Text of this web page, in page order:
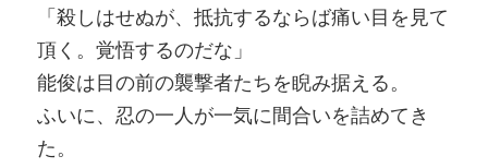
「殺しはせぬが、抵抗するならば痛い目を見て
頂く。覚悟するのだな」
能俊は目の前の襲撃者たちを睨み据える。
ふいに、忍の一人が一気に間合いを詰めてき
た。